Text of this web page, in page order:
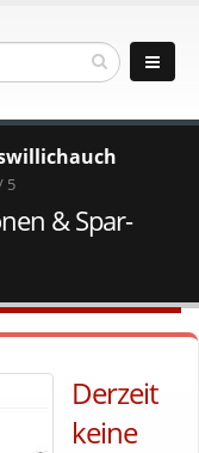
5
& Spar-
Derzeit
keine